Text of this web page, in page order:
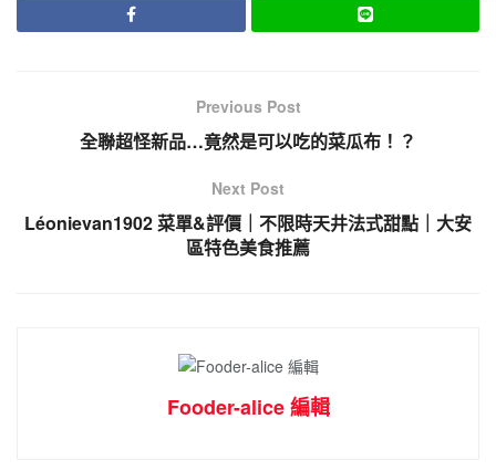
Previous Post
全聯超怪新品…竟然是可以吃的菜瓜布！？
Next Post
Léonievan1902 菜單&評價｜不限時天井法式甜點｜大安
區特色美食推薦
Fooder-alice 編輯